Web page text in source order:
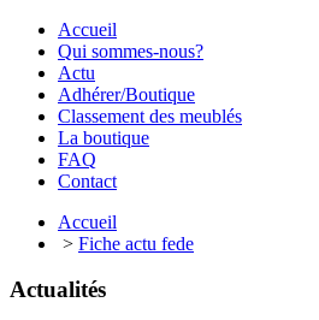
Accueil
Qui sommes-nous?
Actu
Adhérer/Boutique
Classement des meublés
La boutique
FAQ
Contact
Accueil
> Fiche actu fede
Actualités